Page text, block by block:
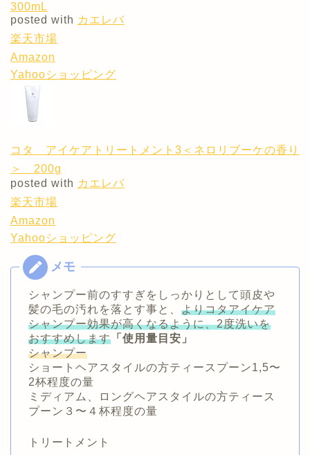
300mL
posted with カエレバ
楽天市場
Amazon
Yahooショッピング
コタ アイケアトリートメント3＜ネロリブーケの香り
＞ 200g
posted with カエレバ
楽天市場
Amazon
Yahooショッピング
シャンプー前のすすぎをしっかりとして頭皮や
髪の毛の汚れを落とす事と、 よりコタアイケア
シャンプー効果が高くなるように、2度洗いを
おすすめします 「使用量目安」
シャンプー
ショートヘアスタイルの方ティースプーン1,5〜
2杯程度の量
ミディアム、ロングヘアスタイルの方ティース
プーン３〜４杯程度の量
トリートメント